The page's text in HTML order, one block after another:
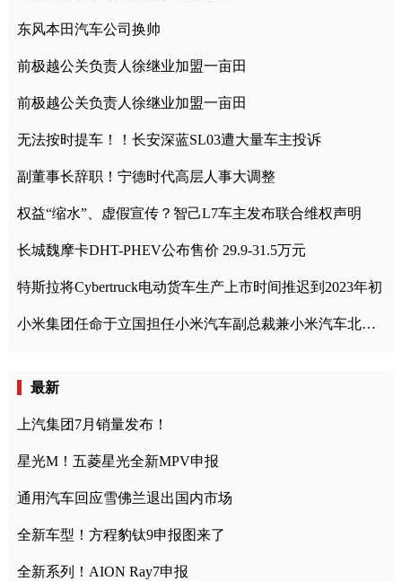
东风本田汽车公司换帅
前极越公关负责人徐继业加盟一亩田
前极越公关负责人徐继业加盟一亩田
无法按时提车！！长安深蓝SL03遭大量车主投诉
副董事长辞职！宁德时代高层人事大调整
权益“缩水”、虚假宣传？智己L7车主发布联合维权声明
长城魏摩卡DHT-PHEV公布售价 29.9-31.5万元
特斯拉将Cybertruck电动货车生产上市时间推迟到2023年初
小米集团任命于立国担任小米汽车副总裁兼小米汽车北京总部政委
最新
上汽集团7月销量发布！
星光M！五菱星光全新MPV申报
通用汽车回应雪佛兰退出国内市场
全新车型！方程豹钛9申报图来了
全新系列！AION Ray7申报